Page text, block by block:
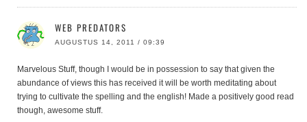
WEB PREDATORS
AUGUSTUS 14, 2011 / 09:39
Marvelous Stuff, though I would be in possession to say that given the
abundance of views this has received it will be worth meditating about
trying to cultivate the spelling and the english! Made a positively good read
though, awesome stuff.